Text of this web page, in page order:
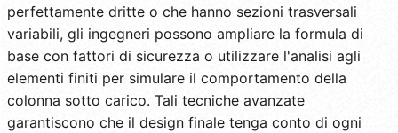
perfettamente dritte o che hanno sezioni trasversali
variabili, gli ingegneri possono ampliare la formula di
base con fattori di sicurezza o utilizzare l'analisi agli
elementi finiti per simulare il comportamento della
colonna sotto carico. Tali tecniche avanzate
garantiscono che il design finale tenga conto di ogni